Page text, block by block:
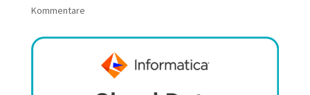
Kommentare